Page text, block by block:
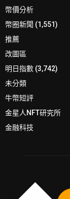
幣價分析
幣圈新聞 (1,551)
推薦
改圖區
明日指數 (3,742)
未分類
牛幣短評
金星人NFT研究所
金融科技